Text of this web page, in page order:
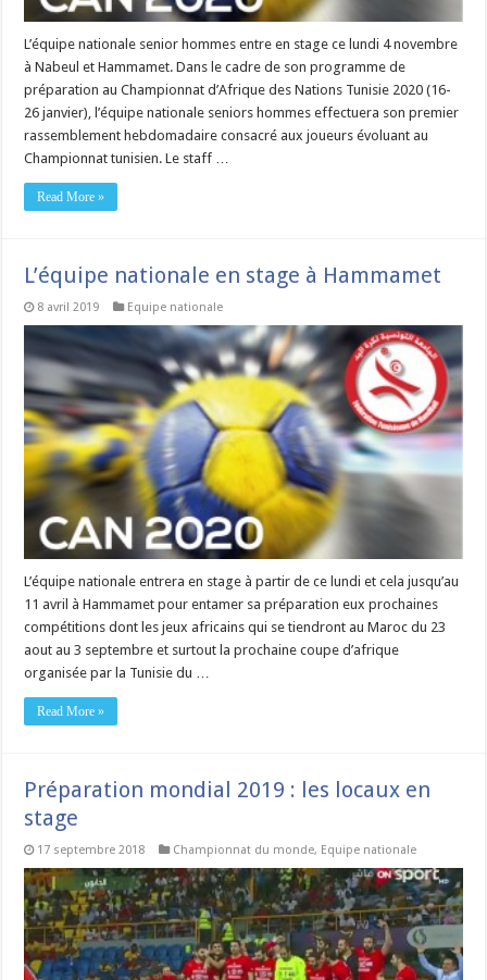
L’équipe nationale senior hommes entre en stage ce lundi 4 novembre
à Nabeul et Hammamet. Dans le cadre de son programme de
préparation au Championnat d’Afrique des Nations Tunisie 2020 (16-
26 janvier), l’équipe nationale seniors hommes effectuera son premier
rassemblement hebdomadaire consacré aux joueurs évoluant au
Championnat tunisien. Le staff …
Read More »
L’équipe nationale en stage à Hammamet
8 avril 2019 Equipe nationale
L’équipe nationale entrera en stage à partir de ce lundi et cela jusqu’au
11 avril à Hammamet pour entamer sa préparation eux prochaines
compétitions dont les jeux africains qui se tiendront au Maroc du 23
aout au 3 septembre et surtout la prochaine coupe d’afrique
organisée par la Tunisie du …
Read More »
Préparation mondial 2019 : les locaux en
stage
17 septembre 2018 Championnat du monde, Equipe nationale